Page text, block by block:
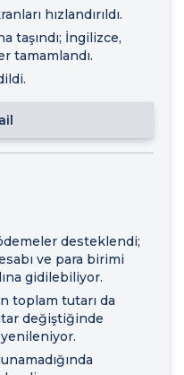
hızlandırıldı.
taşındı; İngilizce,
tamamlandı.
desteklendi;
ve para birimi
gidilebiliyor.
toplam tutarı da
değiştiğinde